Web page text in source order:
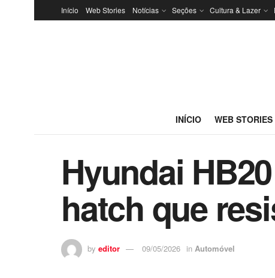
Início Web Stories Notícias Seções Cultura & Lazer
INÍCIO WEB STORIES
Hyundai
hatch que
by editor 09/05/2026 in Automóvel